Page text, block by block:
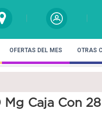
OFERTAS DEL MES OTRAS
Caja Con